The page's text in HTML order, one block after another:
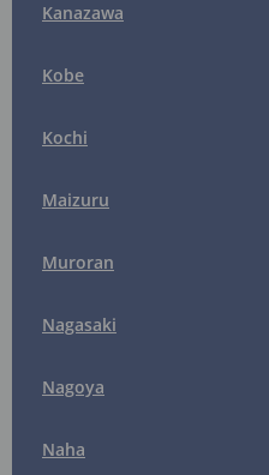
Kanazawa
Kobe
Kochi
Maizuru
Muroran
Nagasaki
Nagoya
Naha